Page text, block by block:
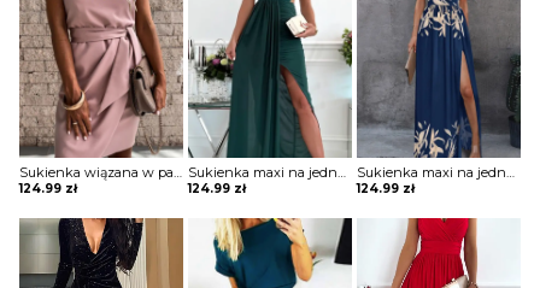
124.99 zł 124.99 zł 124.99 zł